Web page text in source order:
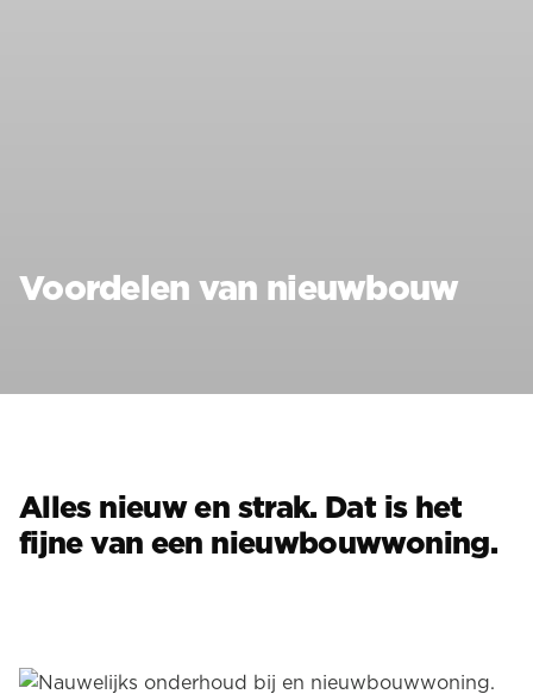
Voordelen van nieuwbouw
Alles nieuw en strak. Dat is het
fijne van een nieuwbouwwoning.